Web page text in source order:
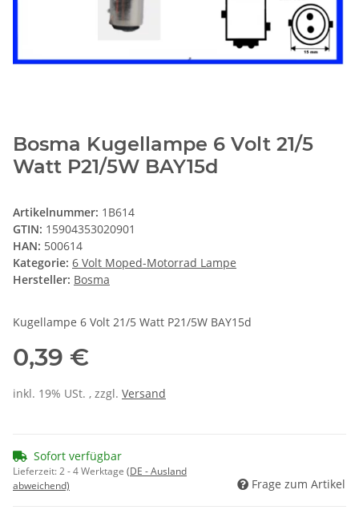
Bosma Kugellampe 6 Volt 21/5
Watt P21/5W BAY15d
Artikelnummer: 1B614
GTIN: 15904353020901
HAN: 500614
Kategorie: 6 Volt Moped-Motorrad Lampe
Hersteller: Bosma
Kugellampe 6 Volt 21/5 Watt P21/5W BAY15d
0,39 €
inkl. 19% USt. , zzgl. Versand
Sofort verfügbar
Lieferzeit:2 - 4 Werktage (DE - Ausland
abweichend)
Frage zum Artikel